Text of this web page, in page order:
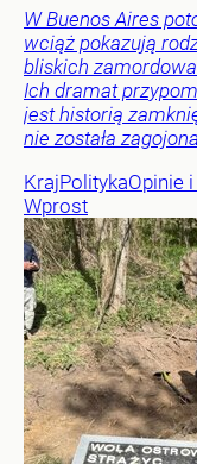
W Buenos Aires
wciąż pokazują
bliskich
Ich dramat
jest historią
nie została
KrajPolitykaOpinie
Wprost